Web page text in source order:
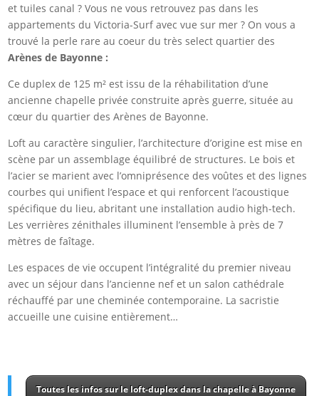
et tuiles canal ? Vous ne vous retrouvez pas dans les
appartements du Victoria-Surf avec vue sur mer ? On vous a
trouvé la perle rare au coeur du très select quartier des
Arènes de Bayonne :
Ce duplex de 125 m² est issu de la réhabilitation d’une
ancienne chapelle privée construite après guerre, située au
cœur du quartier des Arènes de Bayonne.
Loft au caractère singulier, l’architecture d’origine est mise en
scène par un assemblage équilibré de structures. Le bois et
l’acier se marient avec l’omniprésence des voûtes et des lignes
courbes qui unifient l’espace et qui renforcent l’acoustique
spécifique du lieu, abritant une installation audio high-tech.
Les verrières zénithales illuminent l’ensemble à près de 7
mètres de faîtage.
Les espaces de vie occupent l’intégralité du premier niveau
avec un séjour dans l’ancienne nef et un salon cathédrale
réchauffé par une cheminée contemporaine. La sacristie
accueille une cuisine entièrement…
Toutes les infos sur le loft-duplex dans la chapelle à Bayonne